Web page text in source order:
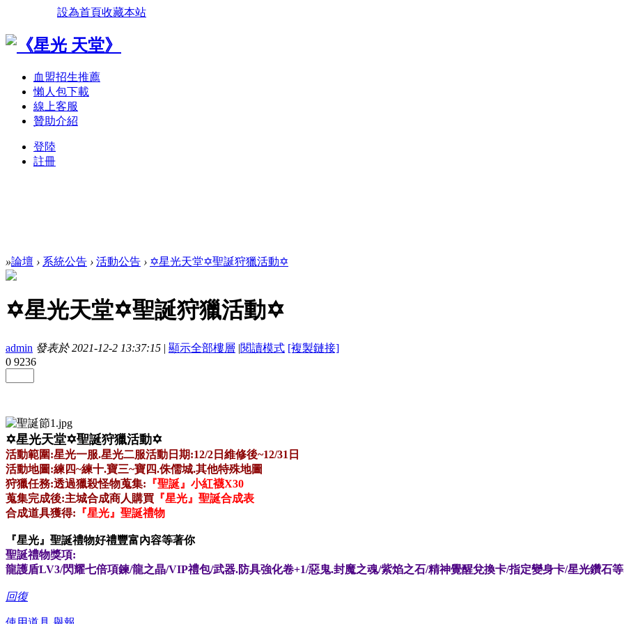
設為首頁收藏本站
血盟招生推薦
懶人包下載
線上客服
贊助介紹
登陸
註冊
»論壇 › 系統公告 › 活動公告 › ✡星光天堂✡聖誕狩獵活動✡
✡星光天堂✡聖誕狩獵活動✡
admin 發表於 2021-12-2 13:37:15 | 顯示全部樓層 |閱讀模式 [複製鏈接]
0 9236
✡星光天堂✡聖誕狩獵活動✡
活動範圍:星光一服.星光二服活動日期:12/2日維修後~12/31日
活動地圖:練四~練十.寶三~寶四.侏儒城.其他特殊地圖
狩獵任務:透過獵殺怪物蒐集: 『聖誕』小紅襪X30
蒐集完成後:主城合成商人購買 『星光』聖誕合成表
合成道具獲得: 『星光』聖誕禮物
『星光』聖誕禮物好禮豐富內容等著你
聖誕禮物獎項:
龍護盾LV3/閃耀七倍項鍊/龍之晶/VIP禮包/武器.防具強化卷+1/惡鬼.封魔之魂/紫焰之石/精神覺醒兌換卡/指定變身卡/星光鑽石
回復